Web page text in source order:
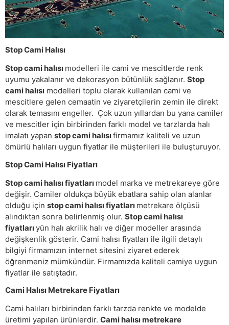
Stop Cami Halısı
Stop cami halısı modelleri ile cami ve mescitlerde renk
uyumu yakalanır ve dekorasyon bütünlük sağlanır. Stop
cami halısı modelleri toplu olarak kullanılan cami ve
mescitlere gelen cemaatin ve ziyaretçilerin zemin ile direkt
olarak temasını engeller. Çok uzun yıllardan bu yana camiler
ve mescitler için birbirinden farklı model ve tarzlarda halı
imalatı yapan stop cami halısıfirmamız kaliteli ve uzun
ömürlü halıları uygun fiyatlar ile müşterileri ile buluşturuyor.
Stop Cami Halısı Fiyatları
Stop cami halısı fiyatları model marka ve metrekareye göre
değişir. Camiler oldukça büyük ebatlara sahip olan alanlar
olduğu için stop cami halısı fiyatları metrekare ölçüsü
alındıktan sonra belirlenmiş olur. Stop cami halısı
fiyatlarıyün halı akrilik halı ve diğer modeller arasında
değişkenlik gösterir. Cami halısı fiyatları ile ilgili detaylı
bilgiyi firmamızın internet sitesini ziyaret ederek
öğrenmeniz mümkündür. Firmamızda kaliteli camiye uygun
fiyatlar ile satıştadır.
Cami Halısı Metrekare Fiyatları
Cami halıları birbirinden farklı tarzda renkte ve modelde
üretimi yapılan ürünlerdir. Cami halısı metrekare